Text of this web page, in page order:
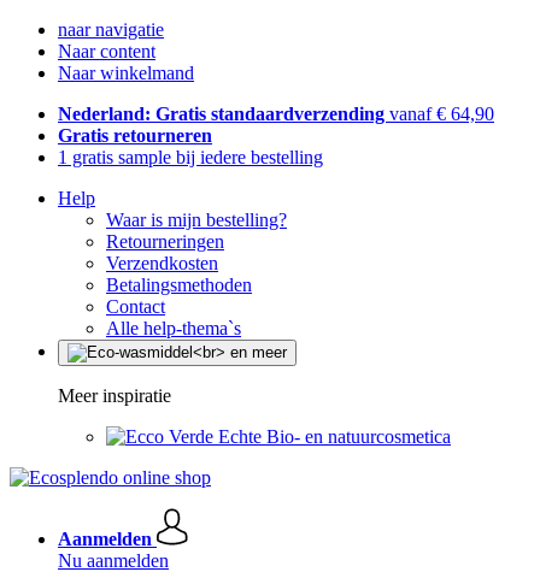
naar navigatie
Naar content
Naar winkelmand
Nederland: Gratis standaardverzending vanaf € 64,90
Gratis retourneren
1 gratis sample bij iedere bestelling
Help
Waar is mijn bestelling?
Retourneringen
Verzendkosten
Betalingsmethoden
Contact
Alle help-thema`s
Meer inspiratie
Echte Bio- en natuurcosmetica
Aanmelden
Nu aanmelden